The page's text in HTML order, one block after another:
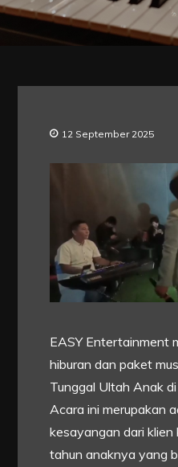
12 September 2025
EASY Entertainment
hiburan dan paket
Tunggal Ultah Anak
Acara ini merupakan
kesayangan dari klien
tahun anaknya yang